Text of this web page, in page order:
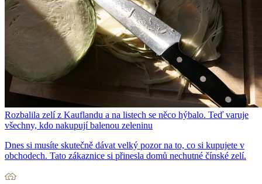
Rozbalila zelí z Kauflandu a na listech se něco hýbalo. Teď varuje
všechny, kdo nakupují balenou zeleninu
Dnes si musíte skutečně dávat velký pozor na to, co si kupujete v
obchodech. Tato zákaznice si přinesla domů nechutné čínské zelí.